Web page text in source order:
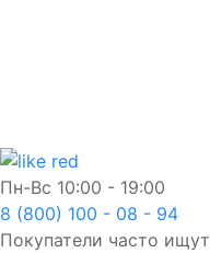
Пн-Вс 10:00 - 19:00
8 (800) 100 - 08 - 94
Покупатели часто ищут